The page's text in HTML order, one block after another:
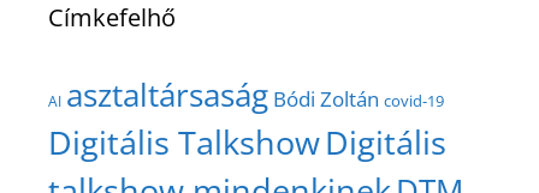
Címkefelhő
AI asztaltársaság Bódi Zoltán covid-19
Digitális TalkshowDigitális